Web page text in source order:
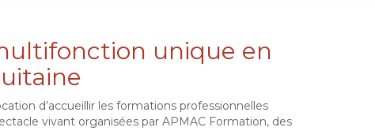
unique en
d’accueillir les formations professionnelles
vivant organisées par APMAC Formation, des